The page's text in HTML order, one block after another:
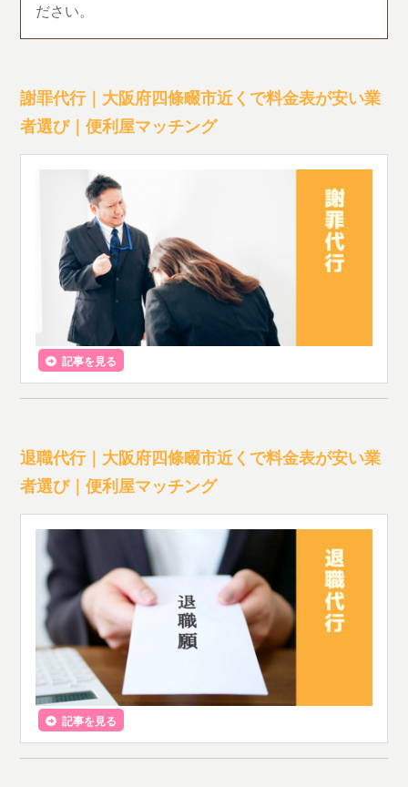
ださい。
謝罪代行｜大阪府四條畷市近くで料金表が安い業
者選び｜便利屋マッチング
記事を見る
退職代行｜大阪府四條畷市近くで料金表が安い業
者選び｜便利屋マッチング
記事を見る